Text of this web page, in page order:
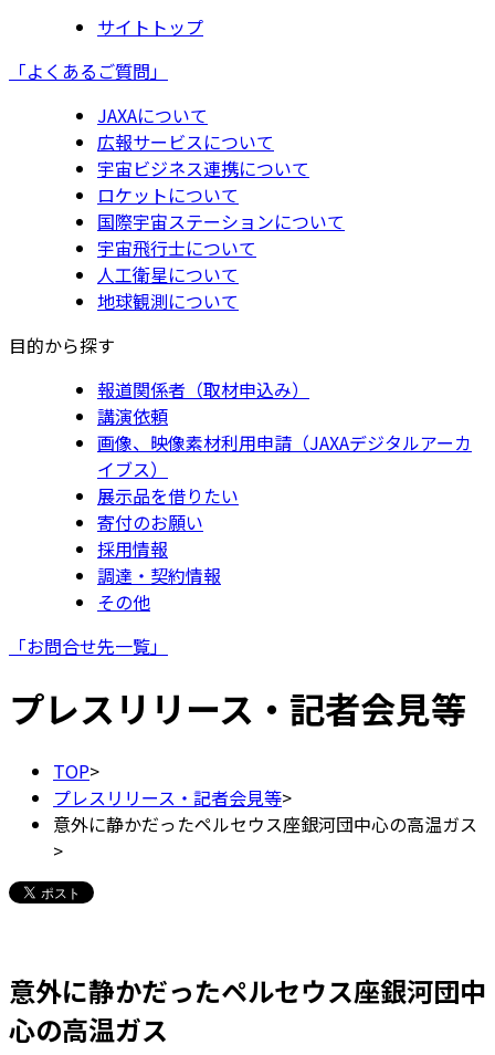
サイトトップ
「よくあるご質問」
JAXAについて
広報サービスについて
宇宙ビジネス連携について
ロケットについて
国際宇宙ステーションについて
宇宙飛行士について
人工衛星について
地球観測について
目的から探す
報道関係者（取材申込み）
講演依頼
画像、映像素材利用申請（JAXAデジタルアーカ
イブス）
展示品を借りたい
寄付のお願い
採用情報
調達・契約情報
その他
「お問合せ先一覧」
プレスリリース・記者会見等
TOP>
プレスリリース・記者会見等>
意外に静かだったペルセウス座銀河団中心の高温ガス
>
意外に静かだったペルセウス座銀河団中
心の高温ガス